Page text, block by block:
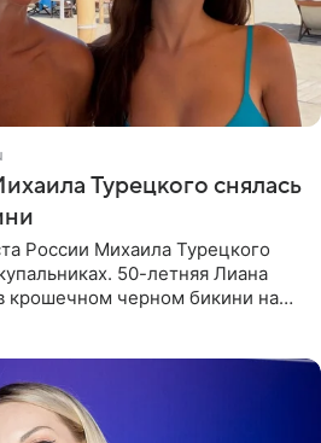
Турецкого снялась
России Михаила Турецкого
50-летняя Лиана
крошечном черном бикини на